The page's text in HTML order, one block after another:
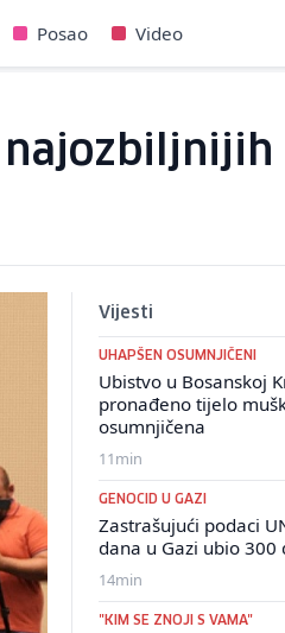
Posao Video
najozbiljnijih
Vijesti
UHAPŠEN OSUMNJIČENI
Ubistvo u Bosanskoj
pronađeno tijelo
osumnjičena
11min
GENOCID U GAZI
Zastrašujući podaci
dana u Gazi ubio 300
14min
"KIM SE ZNOJI S VAMA"